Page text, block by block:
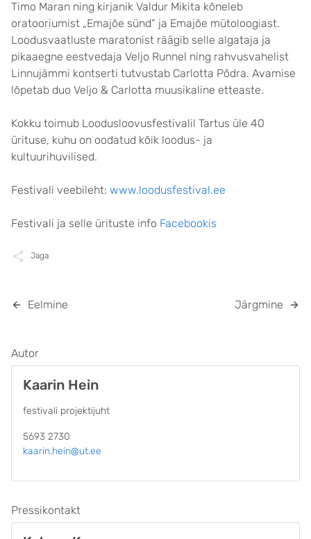
Timo Maran ning kirjanik Valdur Mikita kõneleb
oratooriumist „Emajõe sünd“ ja Emajõe mütoloogiast.
Loodusvaatluste maratonist räägib selle algataja ja
pikaaegne eestvedaja Veljo Runnel ning rahvusvahelist
Linnujämmi kontserti tutvustab Carlotta Põdra. Avamise
lõpetab duo Veljo & Carlotta muusikaline etteaste.
Kokku toimub Loodusloovusfestivalil Tartus üle 40
ürituse, kuhu on oodatud kõik loodus- ja
kultuurihuvilised.
Festivali veebileht: www.loodusfestival.ee
Festivali ja selle ürituste info Facebookis
Jaga
Eelmine Järgmine
Autor
Kaarin Hein
festivali projektijuht
5693 2730
kaarin.hein@ut.ee
Pressikontakt